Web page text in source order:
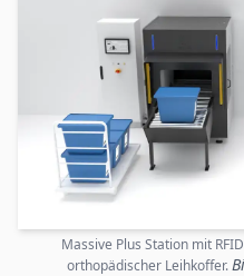
Massive Plus Station mit
orthopädischer Leihkoffer.